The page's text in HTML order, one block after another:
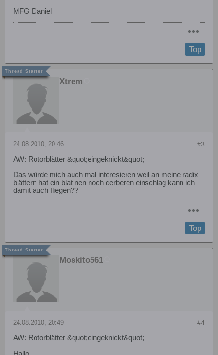
MFG Daniel
Top
Xtrem
#3
24.08.2010, 20:46
AW: Rotorblätter &quot;eingeknickt&quot;
Das würde mich auch mal interesieren weil an meine radix
blättern hat ein blat nen noch derberen einschlag kann ich
damit auch fliegen??
Top
Moskito561
#4
24.08.2010, 20:49
AW: Rotorblätter &quot;eingeknickt&quot;